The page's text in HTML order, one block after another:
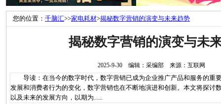
您的位置： 千脑汇>>家电耗材>揭秘数字营销的演变与未来趋势
揭秘数字营销的演变与未
2025-9-30 编辑：采编部 来源：互联网
导读：在当今的数字时代，数字营销已成为企业推广产品和服务的重
发展和消费者行为的变化，数字营销也在不断地演进和创新。本文将探讨
以及未来的发展方向，以期为......